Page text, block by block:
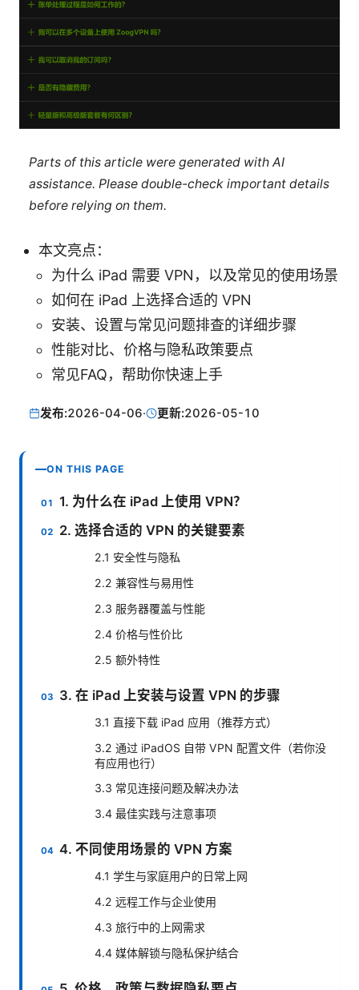
Parts of this article were generated with AI
assistance. Please double-check important details
before relying on them.
本文亮点：
为什么 iPad 需要 VPN，以及常见的使用场景
如何在 iPad 上选择合适的 VPN
安装、设置与常见问题排查的详细步骤
性能对比、价格与隐私政策要点
常见FAQ，帮助你快速上手
发布:2026-04-06· 更新:2026-05-10
ON THIS PAGE
1. 为什么在 iPad 上使用 VPN？
2. 选择合适的 VPN 的关键要素
2.1 安全性与隐私
2.2 兼容性与易用性
2.3 服务器覆盖与性能
2.4 价格与性价比
2.5 额外特性
3. 在 iPad 上安装与设置 VPN 的步骤
3.1 直接下载 iPad 应用（推荐方式）
3.2 通过 iPadOS 自带 VPN 配置文件（若你没
有应用也行）
3.3 常见连接问题及解决办法
3.4 最佳实践与注意事项
4. 不同使用场景的 VPN 方案
4.1 学生与家庭用户的日常上网
4.2 远程工作与企业使用
4.3 旅行中的上网需求
4.4 媒体解锁与隐私保护结合